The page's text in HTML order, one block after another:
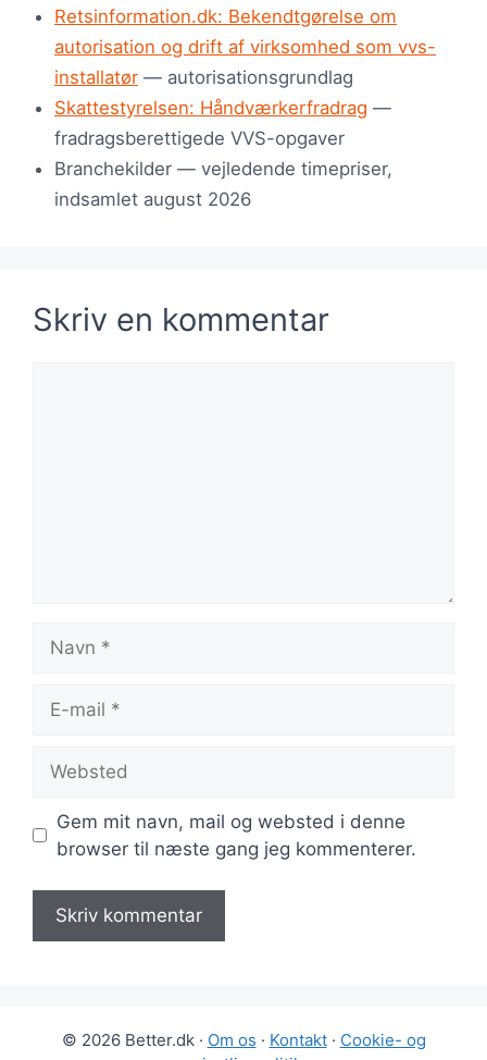
Retsinformation.dk: Bekendtgørelse om
autorisation og drift af virksomhed som vvs-
installatør — autorisationsgrundlag
Skattestyrelsen: Håndværkerfradrag —
fradragsberettigede VVS-opgaver
Branchekilder — vejledende timepriser,
indsamlet august 2026
Skriv en kommentar
mail
Gem mit navn, mail og websted i denne
browser til næste gang jeg kommenterer.
© 2026 Better.dk · Om os · Kontakt· Cookie- og